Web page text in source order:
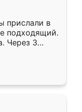
прислали в
подходящий.
Через 3
Остались